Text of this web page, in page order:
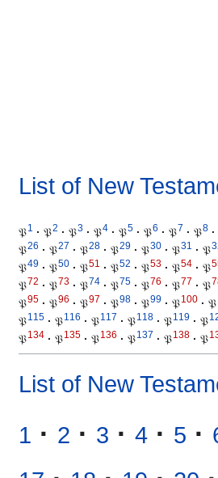
List of New
𝔓1 · 𝔓2 · 𝔓3 · 𝔓4 · 𝔓5 · 𝔓6 · 𝔓7 · 𝔓8 ·
𝔓26 · 𝔓27 · 𝔓28 · 𝔓29 · 𝔓30 · 𝔓31 · 𝔓
𝔓49 · 𝔓50 · 𝔓51 · 𝔓52 · 𝔓53 · 𝔓54 · 𝔓
𝔓72 · 𝔓73 · 𝔓74 · 𝔓75 · 𝔓76 · 𝔓77 · 𝔓
𝔓95 · 𝔓96 · 𝔓97 · 𝔓98 · 𝔓99 · 𝔓100 · 𝔓
𝔓115 · 𝔓116 · 𝔓117 · 𝔓118 · 𝔓119 · 𝔓
𝔓134 · 𝔓135 · 𝔓136 · 𝔓137 · 𝔓138 · 𝔓
List of New
1 · 2 · 3 · 4 · 5 ·